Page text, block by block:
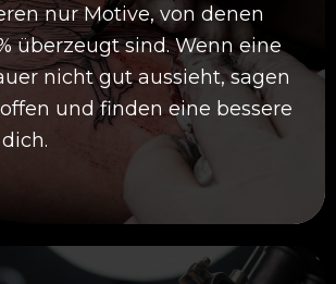
nur Motive, von denen
überzeugt sind. Wenn eine
nicht gut aussieht, sagen
und finden eine bessere